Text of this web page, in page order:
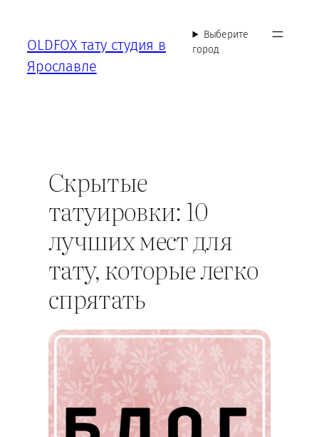
содержимому
OLDFOX тату студия в
Ярославле
Выберите
город
Скрытые
татуировки: 10
лучших мест для
тату, которые легко
спрятать